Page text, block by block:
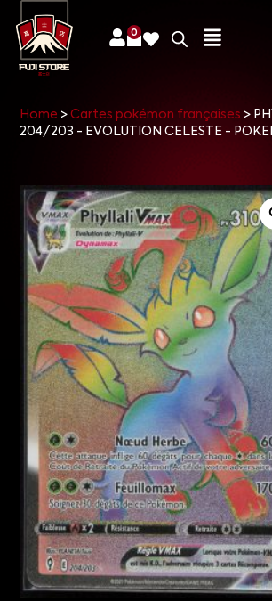
0
Home >Cartes pokémon françaises >
204/203 - EVOLUTION CELESTE -